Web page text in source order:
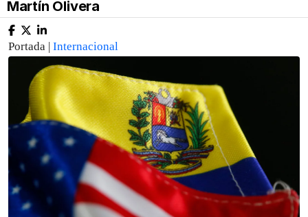
Martín Olivera
Portada | Internacional